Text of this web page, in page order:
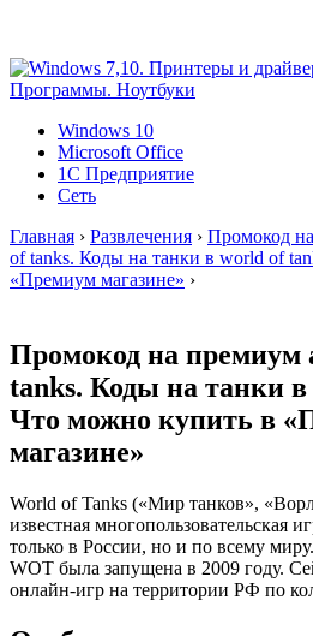
Windows 10
Microsoft Office
1C Предприятие
Сеть
Главная › Развлечения › Промокод
of tanks. Коды на танки в world of
«Премиум магазине» ›
Промокод на премиум
tanks. Коды на танки
Что можно купить в
магазине»
World of Tanks («Мир танков»,
известная многопользовательская
только в России, но и по всему
WOT была запущена в 2009 году.
онлайн-игр на территории РФ по